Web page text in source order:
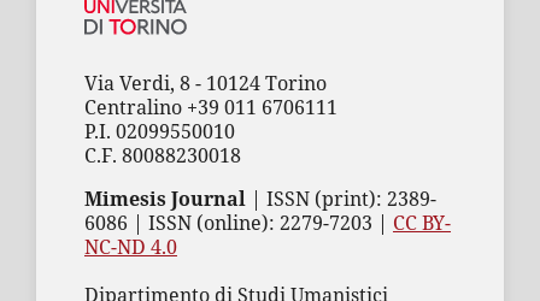
Via Verdi, 8 - 10124 Torino
Centralino +39 011 6706111
P.I. 02099550010
C.F. 80088230018
Mimesis Journal| ISSN (print): 2389-
6086 | ISSN (online): 2279-7203 | CC BY-
NC-ND 4.0
Dipartimento di Studi Umanistici